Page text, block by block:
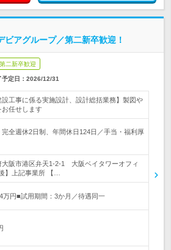
アグループ／第二新卒歓迎！
第二新卒歓迎
予定日： 2026/12/31
設工事に係る実施設計、設計総括業務】製図や
任せします
全週休2日制、年間休日124日／手当・福利厚
大阪市港区弁天1-2-1 大阪ベイタワーオフィ
】上記事業所 【…
万円■試用期間：3か月／待遇同一